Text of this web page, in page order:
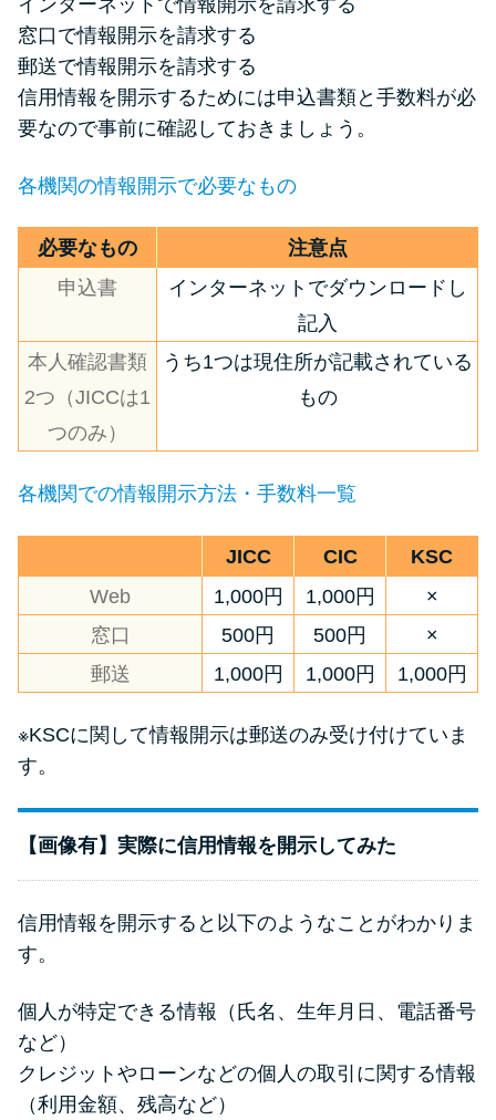
窓口で情報開示を請求する
郵送で情報開示を請求する
信用情報を開示するためには申込書類と手数料が必
要なので事前に確認しておきましょう。
各機関の情報開示で必要なもの
必要なもの
注意点
申込書
インターネットでダウンロードし
記入
本人確認書類
2つ（JICCは1
つのみ）
うち1つは現住所が記載されている
もの
各機関での情報開示方法・手数料一覧
JICC CIC
KSC
Web
1,000円 1,000円
×
窓口
500円 500円
×
郵送
1,000円 1,000円 1,000円
※KSCに関して情報開示は郵送のみ受け付けていま
す。
【画像有】実際に信用情報を開示してみた
信用情報を開示すると以下のようなことがわかりま
す。
個人が特定できる情報（氏名、生年月日、電話番号
など）
クレジットやローンなどの個人の取引に関する情報
（利用金額、残高など）